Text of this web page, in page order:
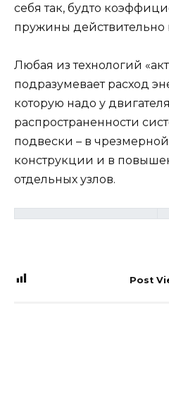
себя так, будто
пружины действительно
Любая из технологий
подразумевает расход
которую надо у
распространенности
подвески – в
конструкции и в
отдельных узлов.
Post